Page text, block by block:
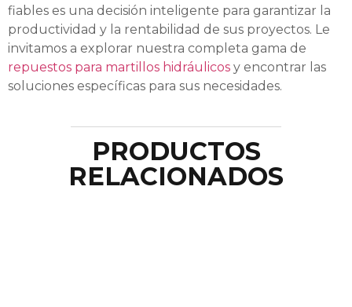
fiables es una decisión inteligente para garantizar la
productividad y la rentabilidad de sus proyectos. Le
invitamos a explorar nuestra completa gama de
repuestos para martillos hidráulicos y encontrar las
soluciones específicas para sus necesidades.
PRODUCTOS
RELACIONADOS